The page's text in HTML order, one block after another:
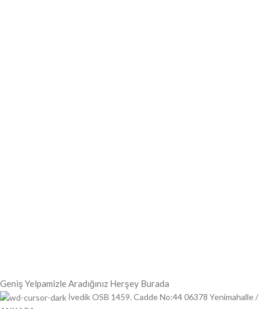
Geniş Yelpamizle Aradığınız Herşey Burada
İvedik OSB 1459. Cadde No:44 06378 Yenimahalle /